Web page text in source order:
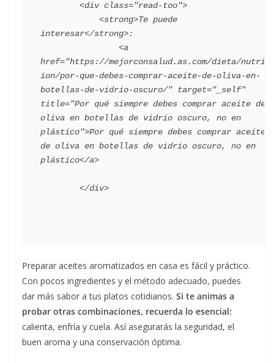
interesar</strong>:
href="https://mejorconsalud.as.com/dieta/nutric
ion/por-que-debes-comprar-aceite-de-oliva-en-
botellas-de-vidrio-oscuro/" target="_self"
title="Por qué siempre debes comprar aceite de
oliva en botellas de vidrio oscuro, no en
plástico">Por qué siempre debes comprar aceite
de oliva en botellas de vidrio oscuro, no en
plástico</a>
Preparar aceites aromatizados en casa es fácil y práctico.
Con pocos ingredientes y el método adecuado, puedes
dar más sabor a tus platos cotidianos. Si te animas a
probar otras combinaciones, recuerda lo esencial:
calienta, enfría y cuela. Así asegurarás la seguridad, el
buen aroma y una conservación óptima.